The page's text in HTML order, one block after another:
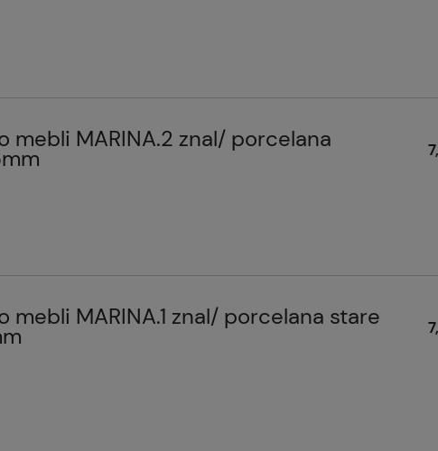
mebli MARINA.2 znal/ porcelana
mebli MARINA.1 znal/ porcelana stare